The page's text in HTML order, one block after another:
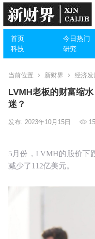
首页 今日热门
科技
研究
当前位置 新财界 经济发
LVMH老板的财富缩
迷？
发布: 2023年10月15日
5月份，LVMH的股价下
减少了112亿美元。